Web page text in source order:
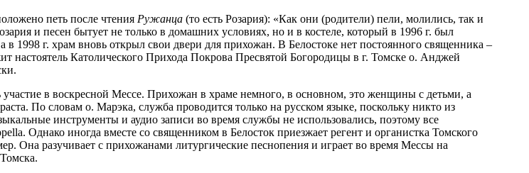
петь после чтения Ружанца(то есть Розария): «Как они (родители) пели, молились, так и
и песен бытует не только в домашних условиях, но и в костеле, который в 1996 г. был
в 1998 г. храм вновь открыл свои двери для прихожан. В Белостоке нет постоянного священника –
настоятель Католического Прихода Покрова Пресвятой Богородицы в г. Томске о. Анджей
в воскресной Мессе. Прихожан в храме немного, в основном, это женщины с детьми, а
По словам о. Марэка, служба проводится только на русском языке, поскольку никто из
инструменты и аудио записи во время службы не использовались, поэтому все
Однако иногда вместе со священником в Белосток приезжает регент и органистка Томского
Она разучивает с прихожанами литургические песнопения и играет во время Мессы на